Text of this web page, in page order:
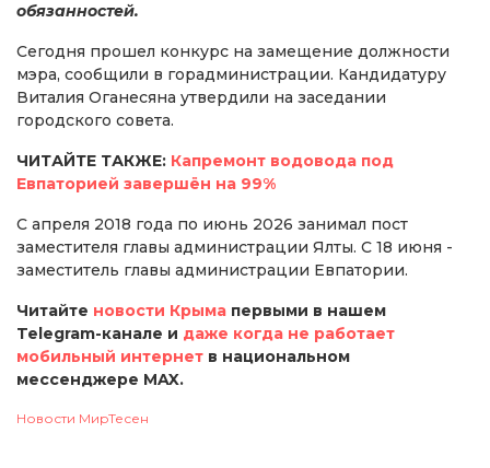
обязанностей.
Сегодня прошел конкурс на замещение должности
мэра, сообщили в горадминистрации. Кандидатуру
Виталия Оганесяна утвердили на заседании
городского совета.
ЧИТАЙТЕ ТАКЖЕ: Капремонт водовода под
Евпаторией завершён на 99%
С апреля 2018 года по июнь 2026 занимал пост
заместителя главы администрации Ялты. С 18 июня -
заместитель главы администрации Евпатории.
Читайте новости Крыма первыми в нашем
Telegram-канале и даже когда не работает
мобильный интернет в национальном
мессенджере MAX.
Новости МирТесен